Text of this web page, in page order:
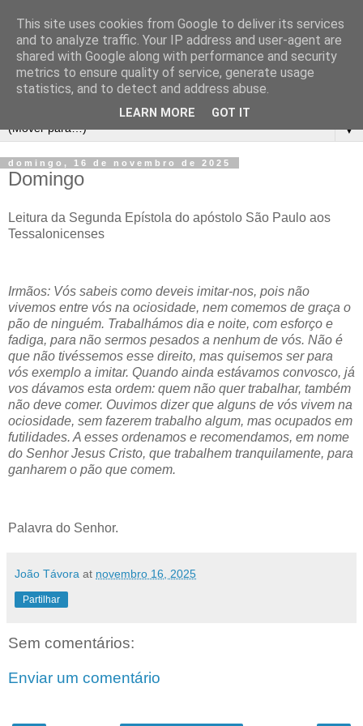
▼
domingo, 16 de novembro de 2025
Domingo
Leitura da Segunda Epístola do apóstolo São Paulo aos
Tessalonicenses
Irmãos: Vós sabeis como deveis imitar-nos, pois não
vivemos entre vós na ociosidade, nem comemos de graça o
pão de ninguém. Trabalhámos dia e noite, com esforço e
fadiga, para não sermos pesados a nenhum de vós. Não é
que não tivéssemos esse direito, mas quisemos ser para
vós exemplo a imitar. Quando ainda estávamos convosco, já
vos dávamos esta ordem: quem não quer trabalhar, também
não deve comer. Ouvimos dizer que alguns de vós vivem na
ociosidade, sem fazerem trabalho algum, mas ocupados em
futilidades. A esses ordenamos e recomendamos, em nome
do Senhor Jesus Cristo, que trabalhem tranquilamente, para
ganharem o pão que comem.
Palavra do Senhor.
João Távora at novembro 16, 2025
Partilhar
Sem comentários:
Enviar um comentário
This site uses cookies from Google to deliver its services
and to analyze traffic. Your IP address and user-agent are
shared with Google along with performance and security
metrics to ensure quality of service, generate usage
statistics, and to detect and address abuse.
LEARN MORE GOT IT